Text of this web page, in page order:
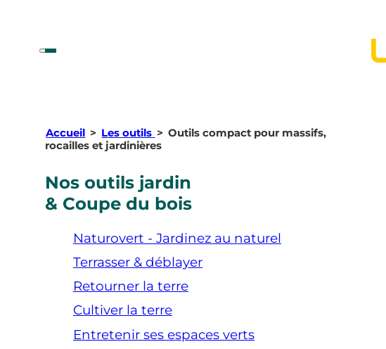
Accueil > Les outils > Outils compact pour massifs,
rocailles et jardinières
Nos outils jardin
& Coupe du bois
Naturovert - Jardinez au naturel
Terrasser & déblayer
Retourner la terre
Cultiver la terre
Entretenir ses espaces verts